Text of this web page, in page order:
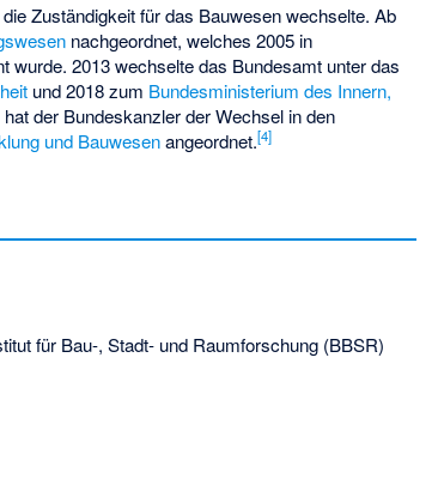
Zuständigkeit für das Bauwesen wechselte. Ab
nachgeordnet, welches 2005 in
wurde. 2013 wechselte das Bundesamt unter das
und 2018 zum Bundesministerium des Innern,
der Bundeskanzler der Wechsel in den
und Bauwesenangeordnet.[4]
für Bau-, Stadt- und Raumforschung (BBSR)